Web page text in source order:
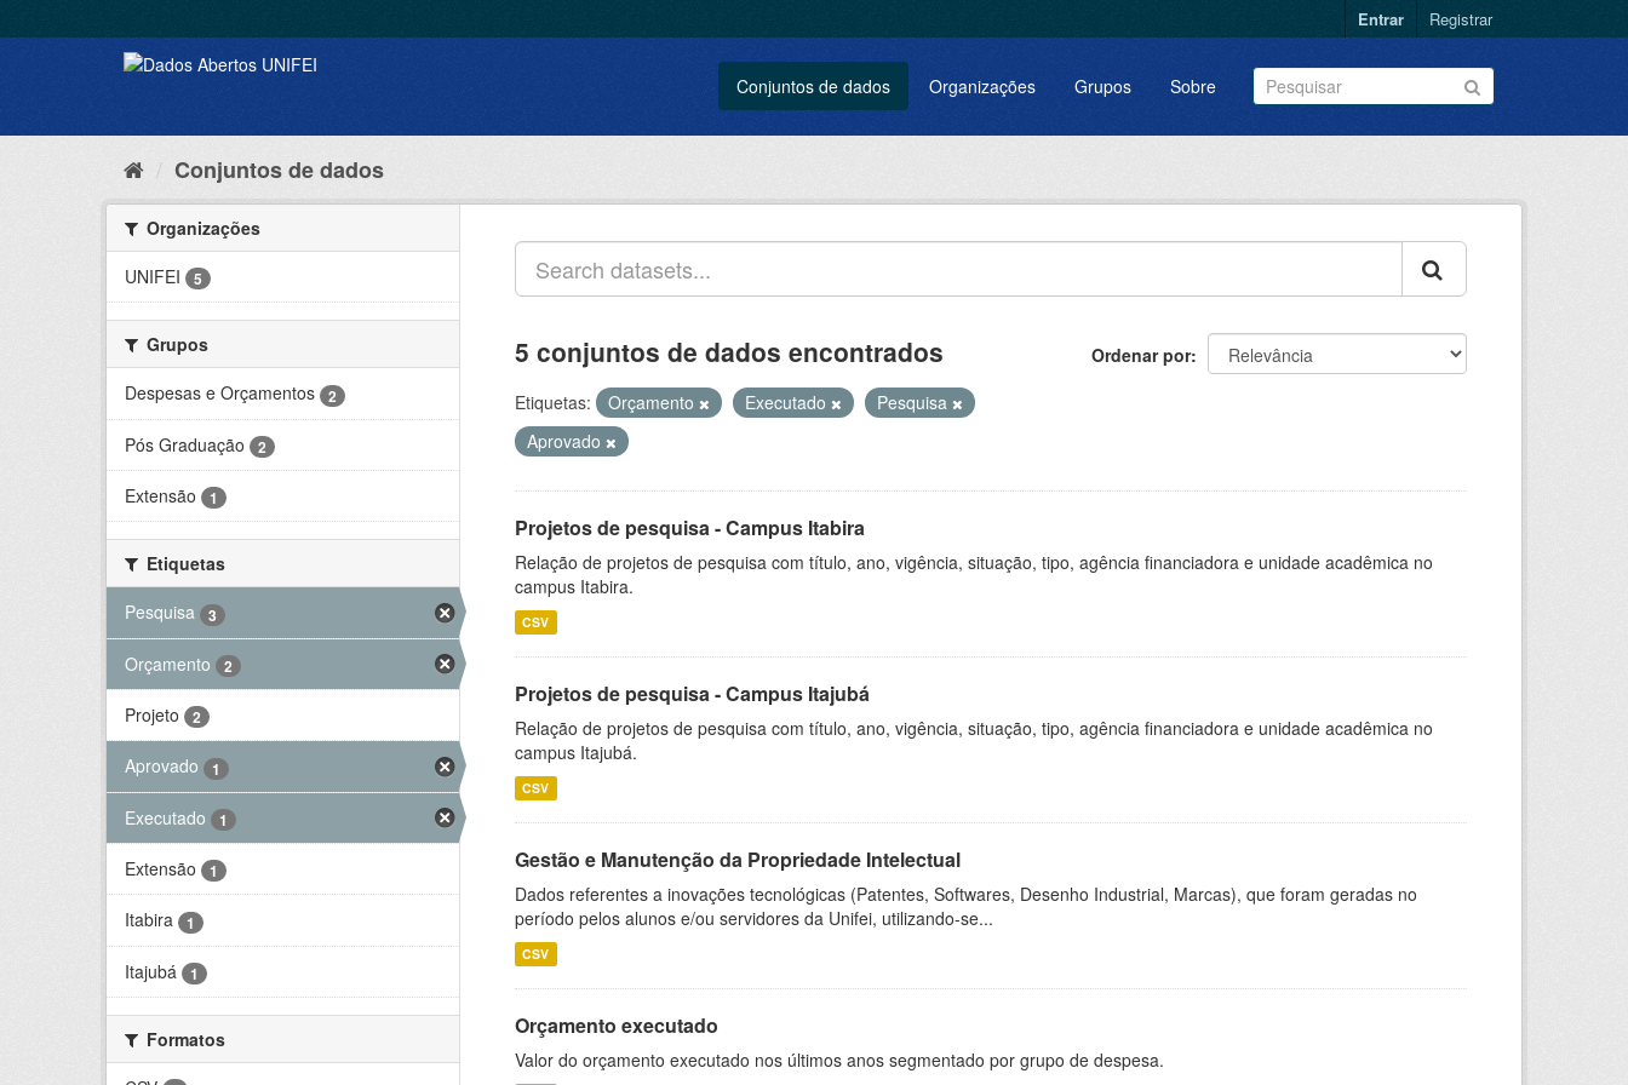
Entrar Registrar
Conjuntos de dados Organizações Grupos Sobre
Conjuntos de dados
Organizações
UNIFEI
5
Grupos
Despesas e Orçamentos
2
Pós Graduação 2
Extensão 1
Etiquetas
Pesquisa
3
Orçamento 2
Projeto 2
Aprovado 1
Executado 1
Extensão 1
Itabira 1
Itajubá 1
Formatos
Ordenar por
5 conjuntos de dados encontrados
Etiquetas: Orçamento Executado
Pesquisa
Aprovado
Projetos de pesquisa - Campus Itabira
Relação de projetos de pesquisa com título, ano, vigência, situação, tipo, agência financiadora e unidade acadêmica no
campus Itabira.
CSV
Projetos de pesquisa - Campus Itajubá
Relação de projetos de pesquisa com título, ano, vigência, situação, tipo, agência financiadora e unidade acadêmica no
campus Itajubá.
CSV
Gestão e Manutenção da Propriedade Intelectual
Dados referentes a inovações tecnológicas (Patentes, Softwares, Desenho Industrial, Marcas), que foram geradas no
período pelos alunos e/ou servidores da Unifei, utilizando-se...
CSV
Orçamento executado
Valor do orçamento executado nos últimos anos segmentado por grupo de despesa.